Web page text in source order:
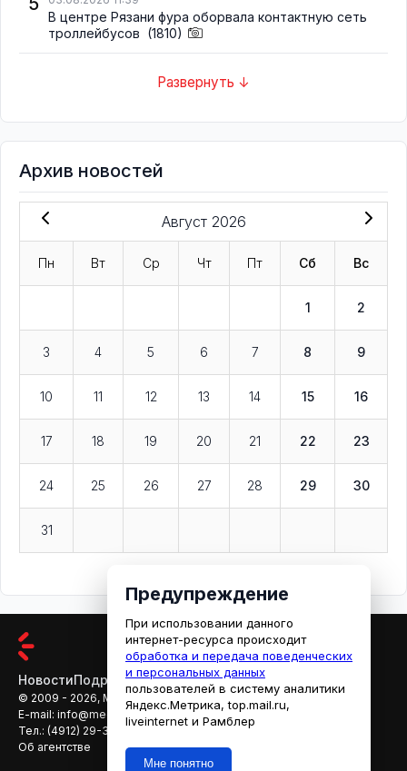
В центре Рязани фура оборвала контактную сеть
троллейбусов (1810)
Развернуть ↓
Архив новостей
Август 2026
Пн Вт Ср Чт Пт Сб Вс
1 2
3 4 5 6 7 8 9
10 11 12 13 14 15 16
17 18 19 20 21 22 23
24 25 26 27 28 29 30
31
НовостиПодробностиАфишаКино
© 2009 - 2026, МЕДИАРЯЗАНЬ
E-mail: info@mediaryazan.ru
reklama@mediaryazan.ru
Тел.: (4912) 29-33-66
Об агентстве
Предупреждение
При использовании данного
интернет-ресурса происходит
обработка и передача поведенческих
и персональных данных
пользователей в систему аналитики
Яндекс.Метрика, top.mail.ru,
liveinternet и Рамблер
Мне понятно